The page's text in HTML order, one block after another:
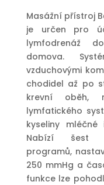
Masážní přístroj
je určen pro
lymfodrenáž
domova.
vzduchovými
chodidel až po
krevní oběh,
lymfatického
kyseliny
Nabízí šest
programů,
250 mmHg a
funkce lze